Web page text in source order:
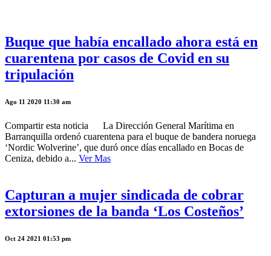
Buque que había encallado ahora está en
cuarentena por casos de Covid en su
tripulación
Ago 11 2020 11:30 am
Compartir esta noticia La Dirección General Marítima en
Barranquilla ordenó cuarentena para el buque de bandera noruega
‘Nordic Wolverine’, que duró once días encallado en Bocas de
Ceniza, debido a... Ver Mas
Capturan a mujer sindicada de cobrar
extorsiones de la banda ‘Los Costeños’
Oct 24 2021 01:53 pm